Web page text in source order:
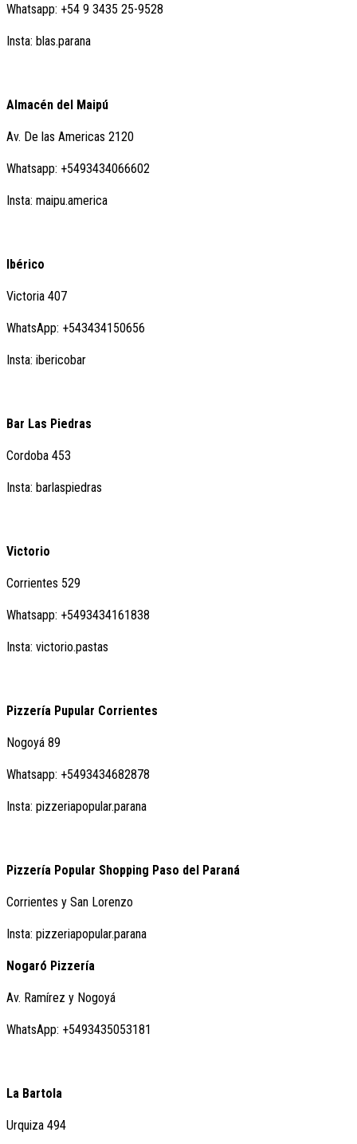
Whatsapp: +54 9 3435 25-9528
Insta: blas.parana
Almacén del Maipú
Av. De las Americas 2120
Whatsapp: +5493434066602
Insta: maipu.america
Ibérico
Victoria 407
WhatsApp: +543434150656
Insta: ibericobar
Bar Las Piedras
Cordoba 453
Insta: barlaspiedras
Victorio
Corrientes 529
Whatsapp: +5493434161838
Insta: victorio.pastas
Pizzería Pupular Corrientes
Nogoyá 89
Whatsapp: +5493434682878
Insta: pizzeriapopular.parana
Pizzería Popular Shopping Paso del Paraná
Corrientes y San Lorenzo
Insta: pizzeriapopular.parana
Nogaró Pizzería
Av. Ramírez y Nogoyá
WhatsApp: +5493435053181
La Bartola
Urquiza 494